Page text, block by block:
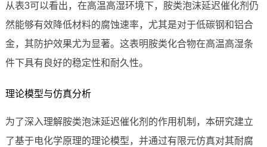
从表3可以看出，在高温高湿环境下，胺类泡沫延迟催化剂仍
然能够有效降低材料的腐蚀速率，尤其是对于低碳钢和铝合
金，其防护效果尤为显著。这表明胺类化合物在高温高湿条
件下具有良好的稳定性和耐久性。
理论模型与仿真分析
为了深入理解胺类泡沫延迟催化剂的作用机制，本研究建立
了基于电化学原理的理论模型，并通过有限元仿真对其耐腐